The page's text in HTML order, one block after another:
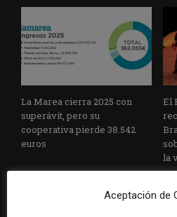
La Marea cierra 2025 con
superávit, pero su
cooperativa pierde 38.542
euros
El
la
Aceptación de